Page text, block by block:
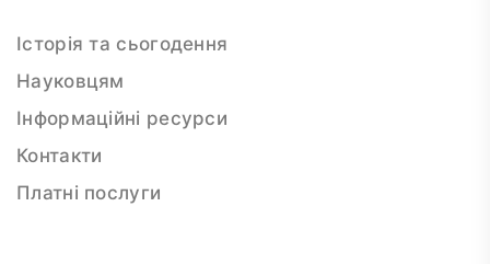
Історія та сьогодення
Науковцям
Інформаційні ресурси
Контакти
Платні послуги